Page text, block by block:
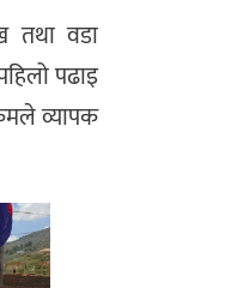
तथा वडा
पढाइ
व्यापक